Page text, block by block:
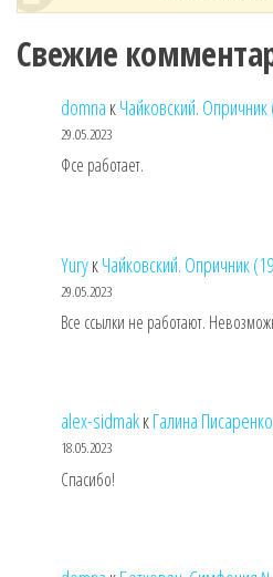
Свежие
domna кЧайковский. Опричник
29.05.2023
Фсе работает.
YuryкЧайковский. Опричник
29.05.2023
Все ссылки не работают.
alex-sidmakкГалина
18.05.2023
Спасибо!